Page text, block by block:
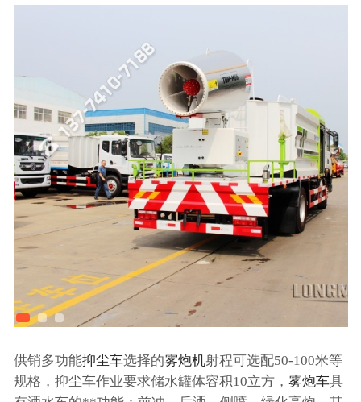
供销多功能抑尘车选择的雾炮机射程可选配50-100米等
规格，抑尘车作业要求储水罐体容积10立方， 雾炮车具